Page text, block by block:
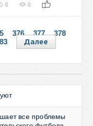
0 0
376 377
378
Далее
все проблемы